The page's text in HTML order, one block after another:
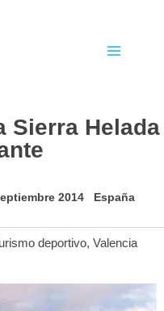
Sierra Helada
2014 España
deportivo, Valencia